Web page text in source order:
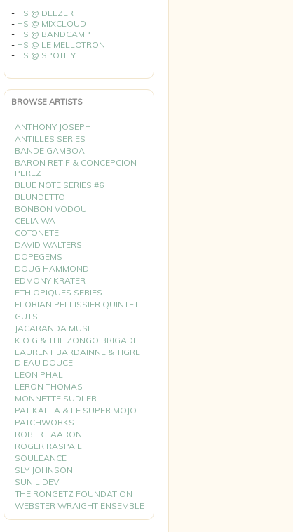
- HS @ DEEZER
- HS @ MIXCLOUD
- HS @ BANDCAMP
- HS @ LE MELLOTRON
- HS @ SPOTIFY
BROWSE ARTISTS
ANTHONY JOSEPH
ANTILLES SERIES
BANDE GAMBOA
BARON RETIF & CONCEPCION
PEREZ
BLUE NOTE SERIES #6
BLUNDETTO
BONBON VODOU
CELIA WA
COTONETE
DAVID WALTERS
DOPEGEMS
DOUG HAMMOND
EDMONY KRATER
ETHIOPIQUES SERIES
FLORIAN PELLISSIER QUINTET
GUTS
JACARANDA MUSE
K.O.G & THE ZONGO BRIGADE
LAURENT BARDAINNE & TIGRE
D’EAU DOUCE
LEON PHAL
LERON THOMAS
MONNETTE SUDLER
PAT KALLA & LE SUPER MOJO
PATCHWORKS
ROBERT AARON
ROGER RASPAIL
SOULEANCE
SLY JOHNSON
SUNIL DEV
THE RONGETZ FOUNDATION
WEBSTER WRAIGHT ENSEMBLE